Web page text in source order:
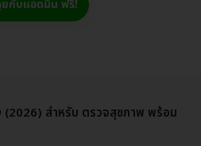
กับแอดมิน ฟรี!
(2026) สำหรับ ตรวจสุขภาพ พร้อม